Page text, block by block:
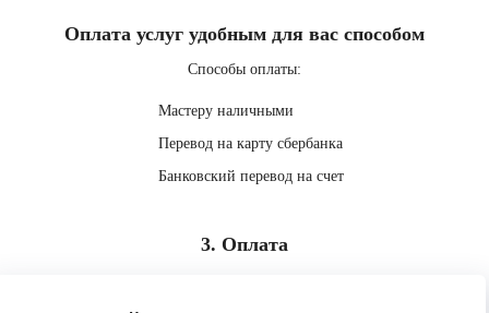
3. Оплата
Оплата услуг удобным для вас способом
Способы оплаты:
Мастеру наличными
Перевод на карту сбербанка
Банковский перевод на счет